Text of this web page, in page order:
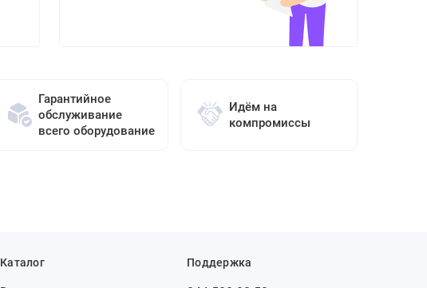
Гарантийное
обслуживание
всего оборудование
Идём на
компромиссы
Каталог Поддержка